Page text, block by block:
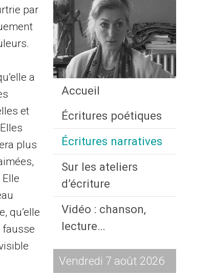
par
a
et
plus
qu’elle
fausse
Accueil
Écritures poétiques
Écritures narratives
Sur les ateliers
d’écriture
Vidéo : chanson,
lecture…
Vendredi 7 août 2026